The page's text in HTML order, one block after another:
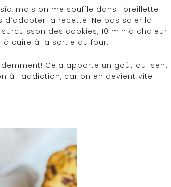
mais on me souffle dans l’oreillette
d’adapter la recette. Ne pas saler la
des cookies, 10 min à chaleur
cuire à la sortie du four.
Cela apporte un goût qui sent
à l’addiction, car on en devient vite